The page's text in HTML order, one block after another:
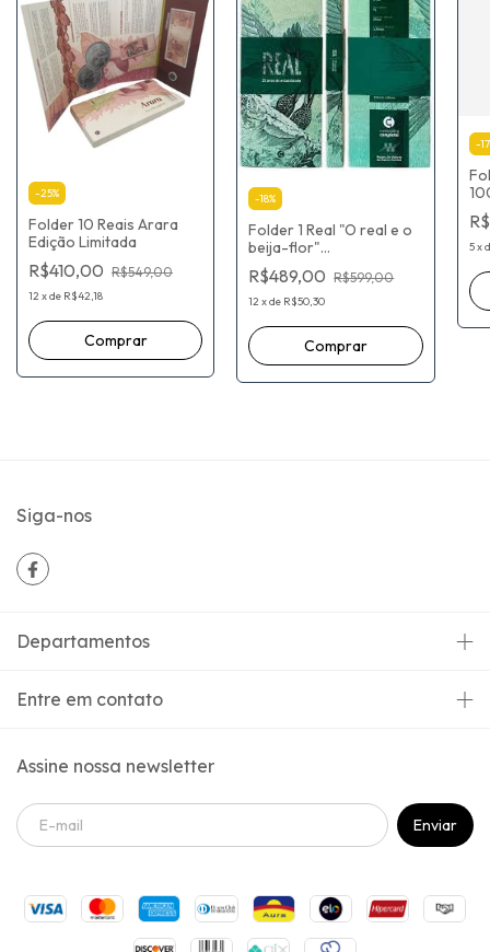
-25%
Folder 10 Reais Arara
Edição Limitada
R$410,00 R$549,00
12 xde R$42,18
-18%
Folder 1 Real "O real e o
beija-flor"
Comemoração 25 Anos
Plano Real
R$489,00 R$599,00
12 xde R$50,30
-17
5x
Siga-nos
Departamentos
Entre em contato
Assine nossa newsletter